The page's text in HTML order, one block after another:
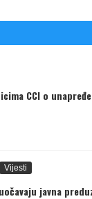
CCI o
Vijesti
javna